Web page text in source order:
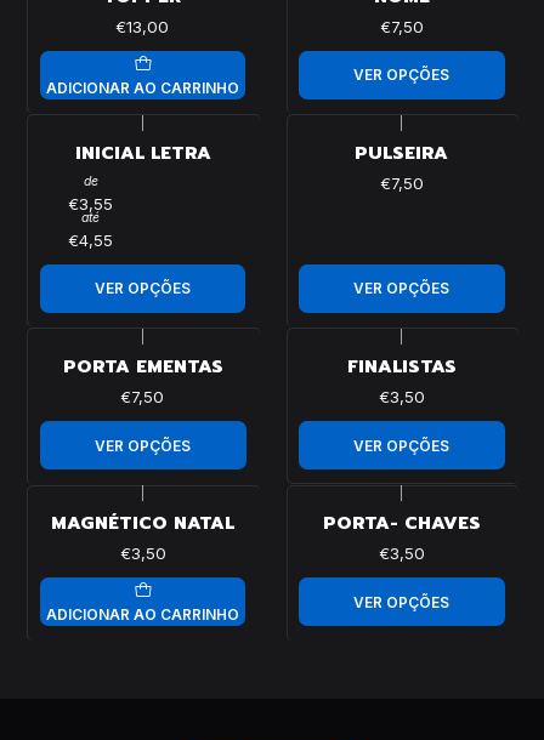
€13,00
ADICIONAR AO CARRINHO
€7,50
VER OPÇÕES
INICIAL LETRA
de
€3,55
até
€4,55
VER OPÇÕES
PULSEIRA
€7,50
VER OPÇÕES
PORTA EMENTAS
€7,50
VER OPÇÕES
FINALISTAS
€3,50
VER OPÇÕES
MAGNÉTICO NATAL
€3,50
ADICIONAR AO CARRINHO
PORTA- CHAVES
€3,50
VER OPÇÕES